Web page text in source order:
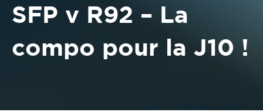
SFP v R92 – La
compo pour la J10 !